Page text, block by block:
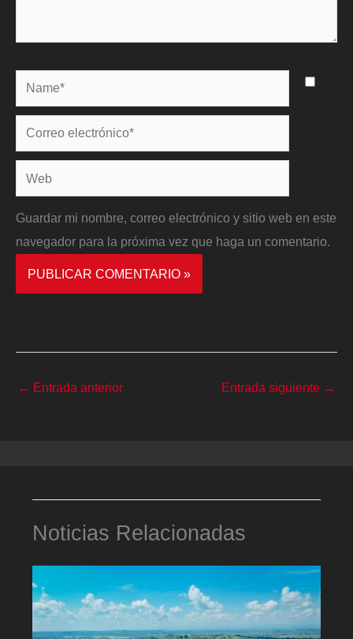
Name*
Correo
electrónico*
Web
Guardar mi nombre, correo electrónico y sitio web en este
navegador para la próxima vez que haga un comentario.
← Entrada anterior Entrada siguiente →
Noticias Relacionadas